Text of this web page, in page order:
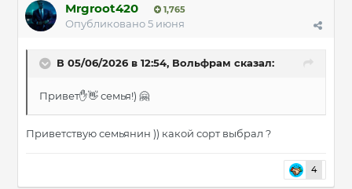
Mrgroot420 1,765
Опубликовано5 июня
В 05/06/2026 в 12:54, Вольфрам сказал:
Привет✋👋 семья!) 🤗
Приветствую семьянин )) какой сорт выбрал ?
4